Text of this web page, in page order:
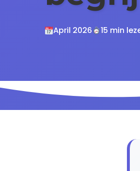
April 2026 15 min